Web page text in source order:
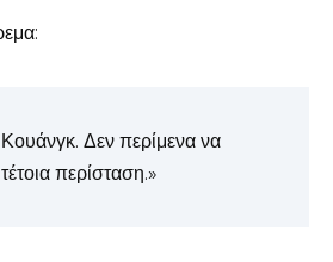
Δεν περίμενα να
περίσταση.»